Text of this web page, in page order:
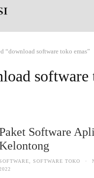
“download software toko emas”
software
Software
,SOFTWARE TOKO ·